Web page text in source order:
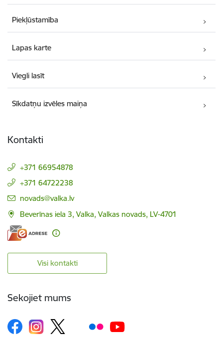
Piekļūstamība
Lapas karte
Viegli lasīt
Sīkdatņu izvēles maiņa
Kontakti
+371 66954878
+371 64722238
E-pasts:
novads@valka.lv
Beverīnas iela 3, Valka, Valkas novads, LV-4701
Visi kontakti
Sekojiet mums